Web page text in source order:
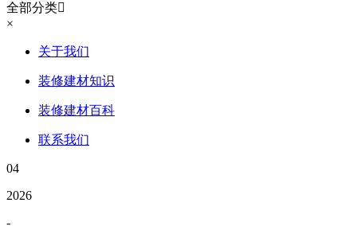
全部分类
×
关于我们
装修建材知识
装修建材百科
联系我们
04
2026
-